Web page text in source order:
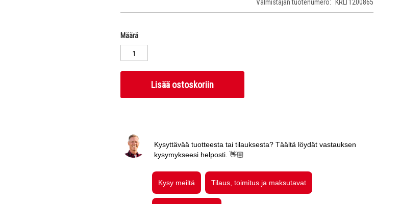
Valmistajan tuotenumero
KRLT1200865
Määrä
Lisää ostoskoriin